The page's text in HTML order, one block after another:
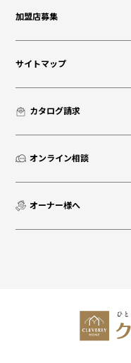
加盟店募集
サイトマップ
カタログ請求
オンライン相談
オーナー様へ